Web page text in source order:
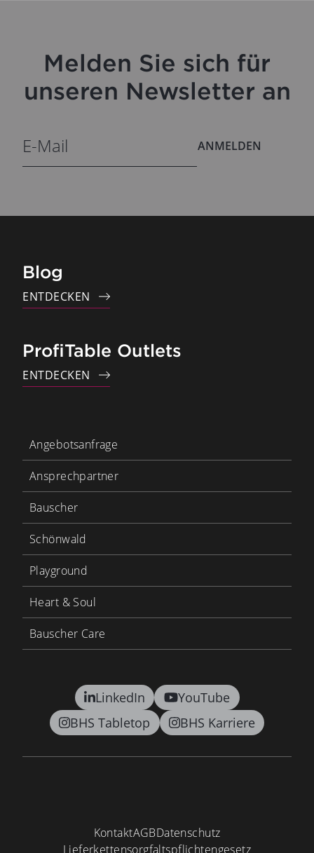
Melden Sie sich für
unseren Newsletter an
ANMELDEN
Blog
ENTDECKEN
ProfiTable Outlets
ENTDECKEN
LinkedIn
YouTube
BHS Tabletop
BHS Karriere
Angebotsanfrage
Ansprechpartner
Bauscher
Schönwald
Playground
Heart & Soul
Bauscher Care
KontaktAGBDatenschutz
Lieferkettensorgfaltspflichtengesetz